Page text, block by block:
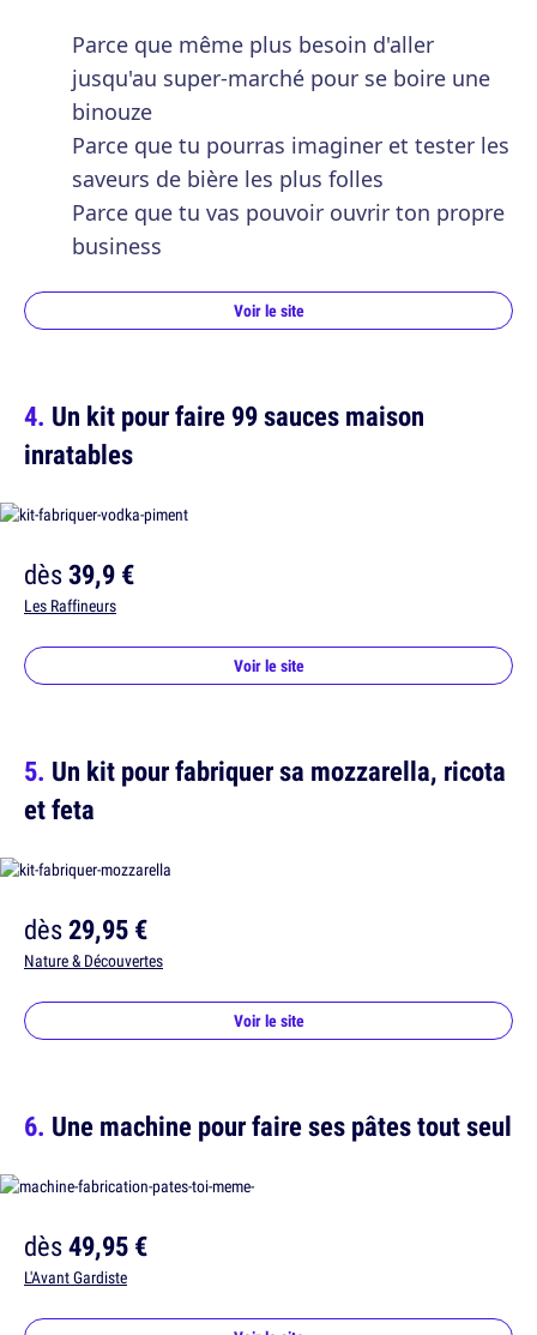
Parce que même plus besoin d'aller
jusqu'au super-marché pour se boire une
binouze
Parce que tu pourras imaginer et tester les
saveurs de bière les plus folles
Parce que tu vas pouvoir ouvrir ton propre
business
Voir le site
Un kit pour faire 99 sauces maison
inratables
dès39,9 €
Les Raffineurs
Voir le site
Un kit pour fabriquer sa mozzarella, ricota
et feta
dès29,95 €
Nature & Découvertes
Voir le site
Une machine pour faire ses pâtes tout seul
dès49,95 €
L'Avant Gardiste